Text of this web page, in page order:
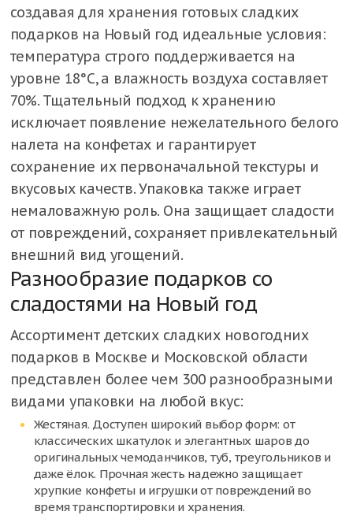
создавая для хранения готовых сладких
подарков на Новый год идеальные условия:
температура строго поддерживается на
уровне 18°С, а влажность воздуха составляет
70%. Тщательный подход к хранению
исключает появление нежелательного белого
налета на конфетах и гарантирует
сохранение их первоначальной текстуры и
вкусовых качеств. Упаковка также играет
немаловажную роль. Она защищает сладости
от повреждений, сохраняет привлекательный
внешний вид угощений.
Разнообразие подарков со
сладостями на Новый год
Ассортимент детских сладких новогодних
подарков в Москве и Московской области
представлен более чем 300 разнообразными
видами упаковки на любой вкус:
Жестяная. Доступен широкий выбор форм: от
классических шкатулок и элегантных шаров до
оригинальных чемоданчиков, туб, треугольников и
даже ёлок. Прочная жесть надежно защищает
хрупкие конфеты и игрушки от повреждений во
время транспортировки и хранения.